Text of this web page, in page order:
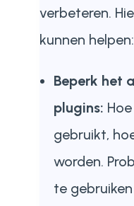
verbeteren.
kunnen helpen:
Beperk het
plugins:
gebruikt,
worden.
te